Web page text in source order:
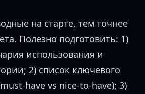
на старте, тем точнее
Полезно подготовить: 1)
использования и
2) список ключевого
have vs nice-to-have); 3)